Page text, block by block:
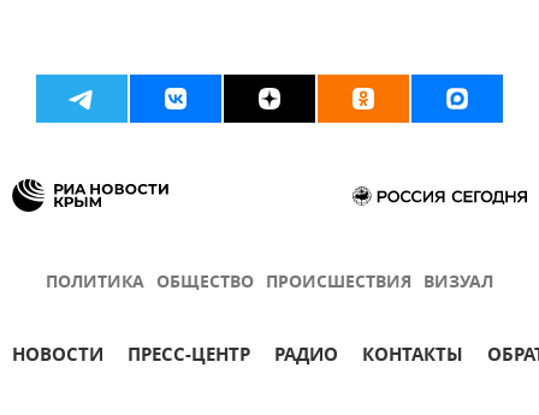
ПОЛИТИКА ОБЩЕСТВО ПРОИСШЕСТВИЯ ВИЗУАЛ
НОВОСТИ ПРЕСС-ЦЕНТР РАДИО КОНТАКТЫ